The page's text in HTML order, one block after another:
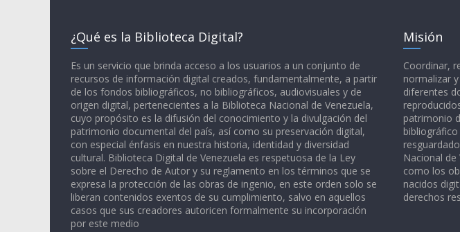
¿Qué es la Biblioteca Digital?
Es un servicio que brinda acceso a los usuarios a un conjunto de
recursos de información digital creados, fundamentalmente, a partir
de los fondos bibliográficos, no bibliográficos, audiovisuales y de
origen digital, pertenecientes a la Biblioteca Nacional de Venezuela,
cuyo propósito es la difusión del conocimiento y la divulgación del
patrimonio documental del país, así como su preservación digital,
con especial énfasis en nuestra historia, identidad y diversidad
cultural. Biblioteca Digital de Venezuela es respetuosa de la Ley
sobre el Derecho de Autor y su reglamento en los términos que se
expresa la protección de las obras de ingenio, en este orden solo se
liberan contenidos exentos de su cumplimiento, salvo en aquellos
casos que sus creadores autoricen formalmente su incorporación
por este medio
Misión
Coordinar,
normalizar
diferentes
patrimonio
Nacional de
como los
nacidos
derechos